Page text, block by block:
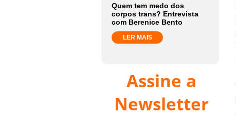
Quem tem medo dos
corpos trans? Entrevista
com Berenice Bento
LER MAIS
Assine a
Newsletter